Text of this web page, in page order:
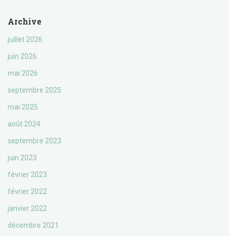
Archive
juillet 2026
juin 2026
mai 2026
septembre 2025
mai 2025
août 2024
septembre 2023
juin 2023
février 2023
février 2022
janvier 2022
décembre 2021